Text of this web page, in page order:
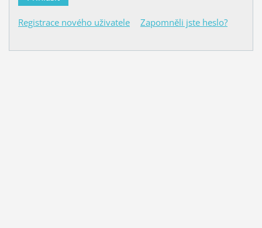
Registrace nového uživatele Zapomněli jste heslo?